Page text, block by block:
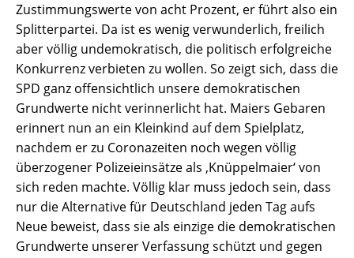
Zustimmungswerte von acht Prozent, er führt also ein
Splitterpartei. Da ist es wenig verwunderlich, freilich
aber völlig undemokratisch, die politisch erfolgreiche
Konkurrenz verbieten zu wollen. So zeigt sich, dass die
SPD ganz offensichtlich unsere demokratischen
Grundwerte nicht verinnerlicht hat. Maiers Gebaren
erinnert nun an ein Kleinkind auf dem Spielplatz,
nachdem er zu Coronazeiten noch wegen völlig
überzogener Polizeieinsätze als ‚Knüppelmaier‘ von
sich reden machte. Völlig klar muss jedoch sein, dass
nur die Alternative für Deutschland jeden Tag aufs
Neue beweist, dass sie als einzige die demokratischen
Grundwerte unserer Verfassung schützt und gegen